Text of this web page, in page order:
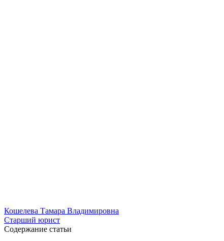
Кошелева Тамара Владимировна
Старший юрист
Содержание статьи